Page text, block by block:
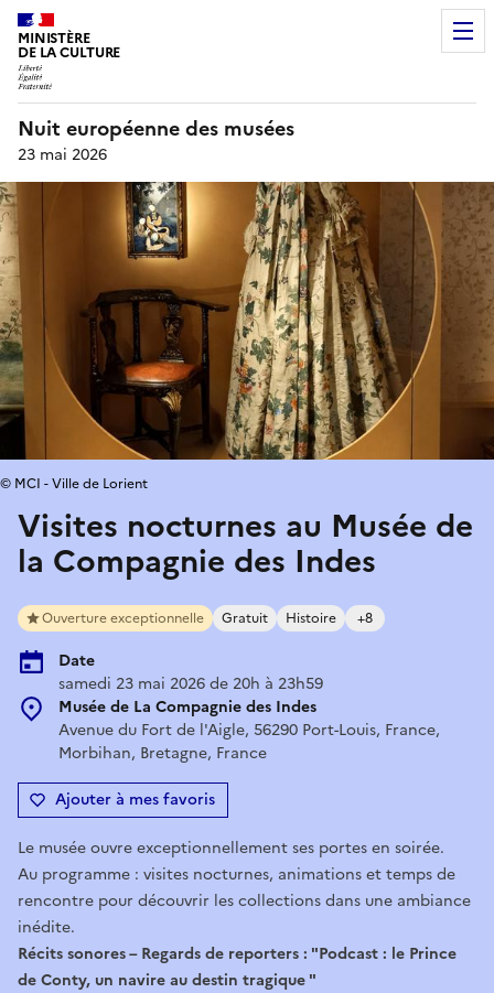
MINISTÈRE
DE LA CULTURE
Nuit européenne des musées
23 mai 2026
Visites nocturnes au Musée de
la Compagnie des Indes
Ouverture exceptionnelle Gratuit Histoire +8
Date
samedi 23 mai 2026 de 20h à 23h59
Musée de La Compagnie des Indes
Avenue du Fort de l'Aigle, 56290 Port-Louis, France,
Morbihan, Bretagne, France
Ajouter à mes favoris
© MCI - Ville de Lorient
Le musée ouvre exceptionnellement ses portes en soirée.
Au programme : visites nocturnes, animations et temps de
rencontre pour découvrir les collections dans une ambiance
inédite.
Récits sonores – Regards de reporters : "Podcast : le Prince
de Conty, un navire au destin tragique "